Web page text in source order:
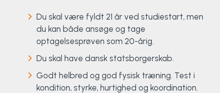
Du skal være fyldt 21 år ved studiestart, men
du kan både ansøge og tage
optagelsesprøven som 20-årig.
Du skal have dansk statsborgerskab.
Godt helbred og god fysisk træning. Test i
kondition, styrke, hurtighed og koordination.
Svømning og Livredning
Tons og teambuilding